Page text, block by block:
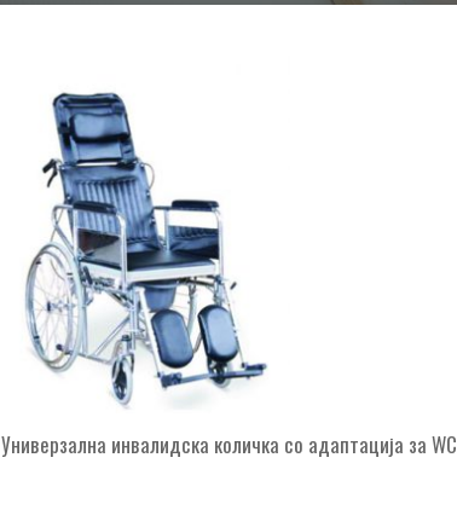
Универзална инвалидска количка со адаптација за WC